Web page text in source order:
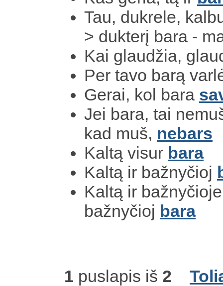
Tau, dukrele,
> dukterį bara -
Kai glaudžia,
Per tavo barą
Gerai, kol bara
Jei bara, tai
kad muš, nebars
Kaltą visur bara
Kaltą ir bažnyčioj
Kaltą ir
bažnyčioj bara
1 puslapis iš 2